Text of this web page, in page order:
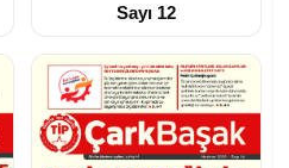
Sayı 12